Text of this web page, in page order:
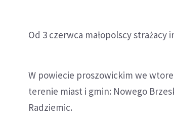
Od 3 czerwca małopolscy strażacy
W powiecie proszowickim we
terenie miast i gmin: Nowego
Radziemic.